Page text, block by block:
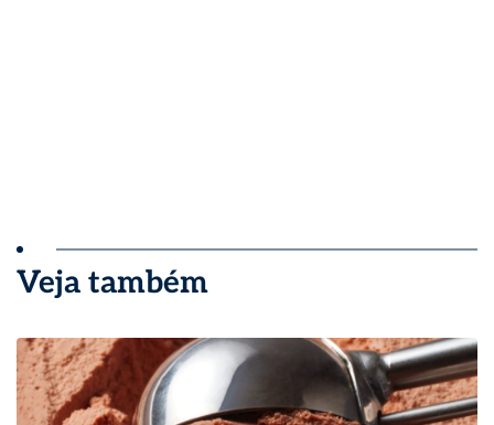
Veja também